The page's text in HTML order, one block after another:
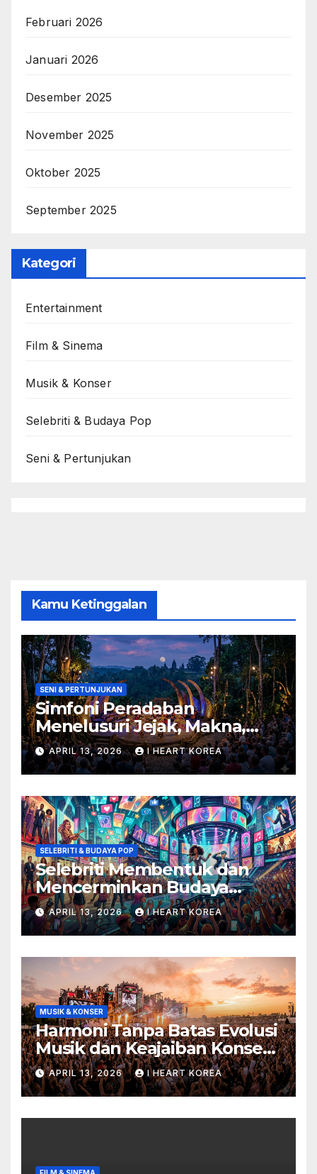
Februari 2026
Januari 2026
Desember 2025
November 2025
Oktober 2025
September 2025
Kategori
Entertainment
Film & Sinema
Musik & Konser
Selebriti & Budaya Pop
Seni & Pertunjukan
Kamu Ketinggalan
SENI & PERTUNJUKAN
Simfoni Peradaban
Menelusuri Jejak, Makna,
dan Masa Depan Seni
Pertunjukan
APRIL 13, 2026 I HEART KOREA
SELEBRITI & BUDAYA POP
Selebriti Membentuk dan
Mencerminkan Budaya
Populer di Era Digital
APRIL 13, 2026 I HEART KOREA
MUSIK & KONSER
Harmoni Tanpa Batas Evolusi
Musik dan Keajaiban Konser
di Era Digital
APRIL 13, 2026 I HEART KOREA